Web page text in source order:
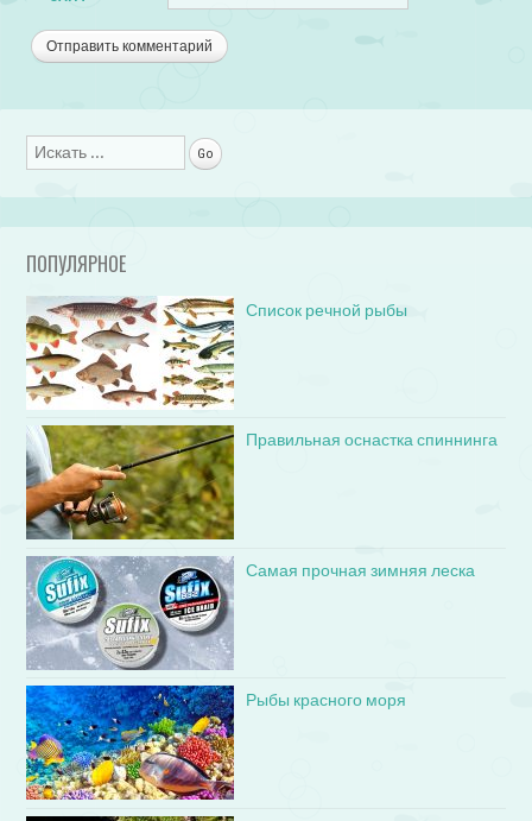
Поиск
ПОПУЛЯРНОЕ
Список речной рыбы
Правильная оснастка спиннинга
Самая прочная зимняя леска
Рыбы красного моря